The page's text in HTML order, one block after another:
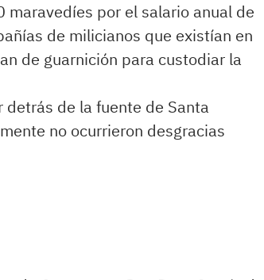
por el salario anual de
de milicianos que existían en
de guarnición para custodiar la
de la fuente de Santa
no ocurrieron desgracias